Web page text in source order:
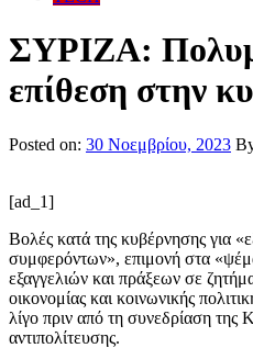
ΣΥΡΙΖΑ:
επίθεση στην
Posted on: 30 Νοεμβρίου, 2023
[ad_1]
Βολές κατά της κυβέρνησης για
συμφερόντων», επιμονή στα
εξαγγελιών και πράξεων σε
οικονομίας και κοινωνικής
λίγο πριν από τη συνεδρίαση της
αντιπολίτευσης.